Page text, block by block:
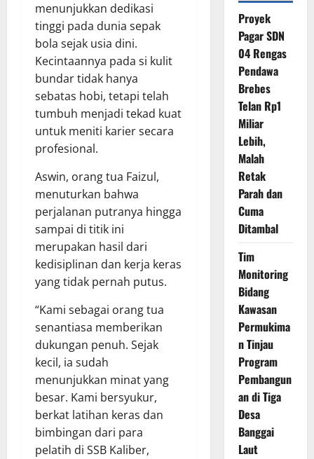
menunjukkan dedikasi
tinggi pada dunia sepak
bola sejak usia dini.
Kecintaannya pada si kulit
bundar tidak hanya
sebatas hobi, tetapi telah
tumbuh menjadi tekad kuat
untuk meniti karier secara
profesional.
Aswin, orang tua Faizul,
menuturkan bahwa
perjalanan putranya hingga
sampai di titik ini
merupakan hasil dari
kedisiplinan dan kerja keras
yang tidak pernah putus.
“Kami sebagai orang tua
senantiasa memberikan
dukungan penuh. Sejak
kecil, ia sudah
menunjukkan minat yang
besar. Kami bersyukur,
berkat latihan keras dan
bimbingan dari para
pelatih di SSB Kaliber,
Proyek
Pagar SDN
04 Rengas
Pendawa
Brebes
Telan Rp1
Miliar
Lebih,
Malah
Retak
Parah dan
Cuma
Ditambal
Tim
Monitoring
Bidang
Kawasan
Permukima
n Tinjau
Program
Pembangun
an di Tiga
Desa
Banggai
Laut